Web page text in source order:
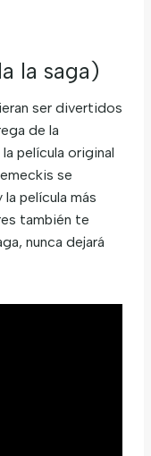
la saga)
ser divertidos
de la
película original
se
película más
también te
nunca dejará